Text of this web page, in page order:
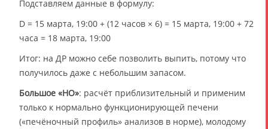
Подставляем данные в формулу:
D = 15 марта, 19:00 + (12 часов × 6) = 15 марта, 19:00 + 72
часа = 18 марта, 19:00
Итог: на ДР можно себе позволить выпить, потому что
получилось даже с небольшим запасом.
Большое «НО»: расчёт приблизительный и применим
только к нормально функционирующей печени
(«печёночный профиль» анализов в норме), молодому